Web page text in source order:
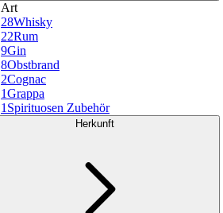
Art
28Whisky
22Rum
9Gin
8Obstbrand
2Cognac
1Grappa
1 Spirituosen Zubehör
Herkunft